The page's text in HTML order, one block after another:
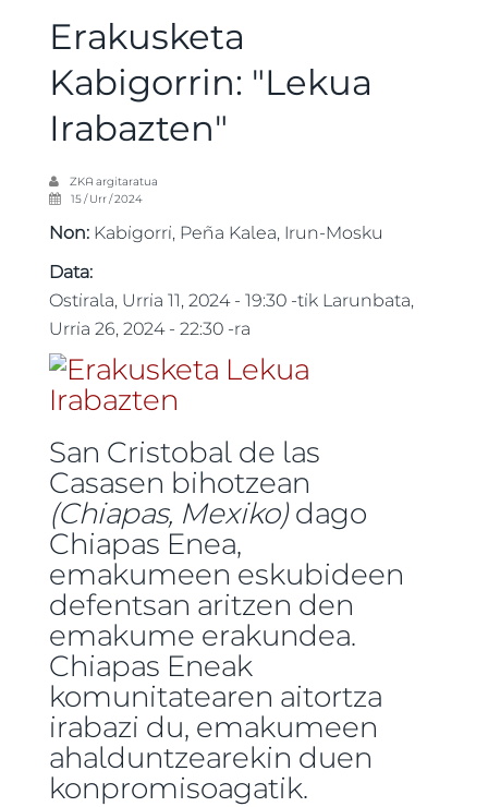
Erakusketa
Kabigorrin: "Lekua
Irabazten"
ZKA argitaratua
15 / Urr / 2024
Non: Kabigorri, Peña Kalea, Irun-Mosku
Data:
Ostirala, Urria 11, 2024 - 19:30-tik Larunbata,
Urria 26, 2024 - 22:30-ra
San Cristobal de las
Casasen bihotzean
(Chiapas, Mexiko)dago
Chiapas Enea,
emakumeen eskubideen
defentsan aritzen den
emakume erakundea.
Chiapas Eneak
komunitatearen aitortza
irabazi du, emakumeen
ahalduntzearekin duen
konpromisoagatik.